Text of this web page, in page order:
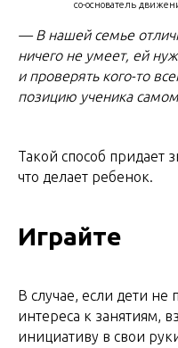
со-основатель
— В нашей семье
ничего не умеет, ей
и проверять кого-то
позицию ученика
Такой способ придает
что делает ребенок.
Играйте
В случае, если дети не
интереса к занятиям,
инициативу в свои